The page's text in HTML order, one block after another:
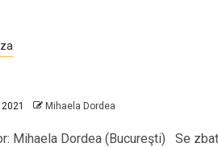
Mihaela Dordea
Mihaela Dordea (Bucureşti) Se